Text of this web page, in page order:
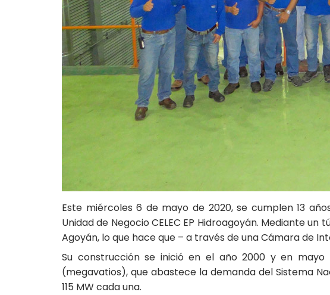
Este miércoles 6 de mayo de 2020, se cumplen 13
Unidad de Negocio CELEC EP Hidroagoyán. Mediante
Agoyán, lo que hace que – a través de una Cámara de
Su construcción se inició en el año 2000 y en
(megavatios), que abastece la demanda del Sistema
115 MW cada una.